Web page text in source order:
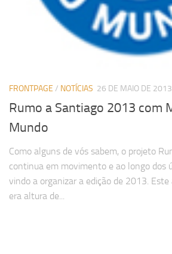
FRONTPAGE / NOTÍCIAS 26 DE MAIO DE 2013
Rumo a Santiago 2013 com
Mundo
Como alguns de vós sabem, o projeto
continua em movimento e ao longo dos
vindo a organizar a edição de 2013.
era altura de...